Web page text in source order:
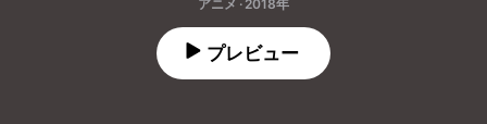
アニメ · 2018年
プレビュー